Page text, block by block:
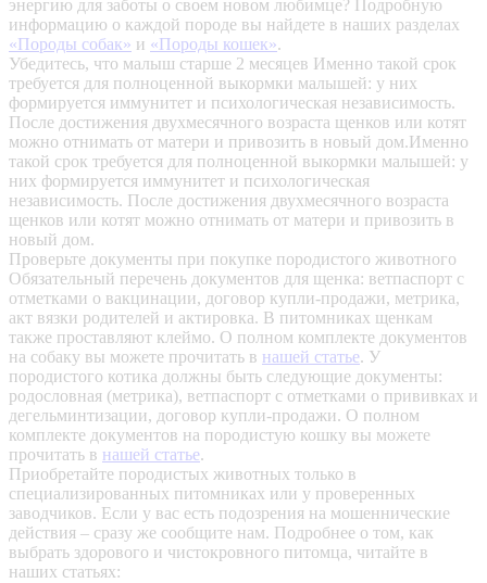
энергию для заботы о своем новом любимце? Подробную
информацию о каждой породе вы найдете в наших разделах
«Породы собак» и «Породы кошек».
Убедитесь, что малыш старше 2 месяцев Именно такой срок
требуется для полноценной выкормки малышей: у них
формируется иммунитет и психологическая независимость.
После достижения двухмесячного возраста щенков или котят
можно отнимать от матери и привозить в новый дом.Именно
такой срок требуется для полноценной выкормки малышей: у
них формируется иммунитет и психологическая
независимость. После достижения двухмесячного возраста
щенков или котят можно отнимать от матери и привозить в
новый дом.
Проверьте документы при покупке породистого животного
Обязательный перечень документов для щенка: ветпаспорт с
отметками о вакцинации, договор купли-продажи, метрика,
акт вязки родителей и актировка. В питомниках щенкам
также проставляют клеймо. О полном комплекте документов
на собаку вы можете прочитать в нашей статье. У
породистого котика должны быть следующие документы:
родословная (метрика), ветпаспорт с отметками о прививках и
дегельминтизации, договор купли-продажи. О полном
комплекте документов на породистую кошку вы можете
прочитать в нашей статье.
Приобретайте породистых животных только в
специализированных питомниках или у проверенных
заводчиков. Если у вас есть подозрения на мошеннические
действия – сразу же сообщите нам. Подробнее о том, как
выбрать здорового и чистокровного питомца, читайте в
наших статьях: